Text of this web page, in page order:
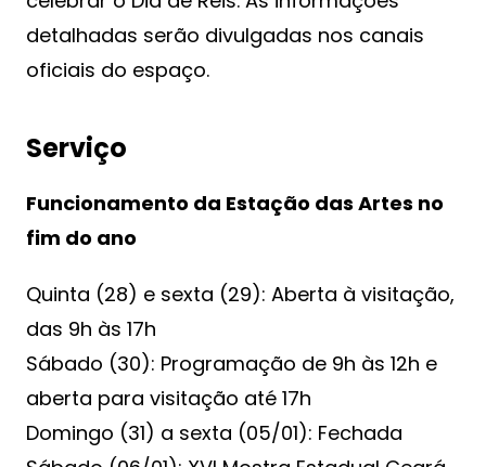
detalhadas serão divulgadas nos canais
oficiais do espaço.
Serviço
Funcionamento da Estação das Artes no
fim do ano
Quinta (28) e sexta (29): Aberta à visitação,
das 9h às 17h
Sábado (30): Programação de 9h às 12h e
aberta para visitação até 17h
Domingo (31) a sexta (05/01): Fechada